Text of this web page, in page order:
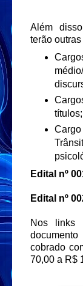
Além
terão
títulos;
Edital nº
Edital nº
Nos links
cobrado
70,00 a R$